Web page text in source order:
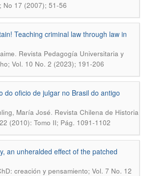
No 17 (2007); 51-56
Teaching criminal law through law in
. Revista Pedagogía Universitaria y
Vol. 10 No. 2 (2023); 191-206
do oficio de julgar no Brasil do antigo
María José. Revista Chilena de Historia
(2010): Tomo II; Pág. 1091-1102
an unheralded effect of the patched
creación y pensamiento; Vol. 7 No. 12